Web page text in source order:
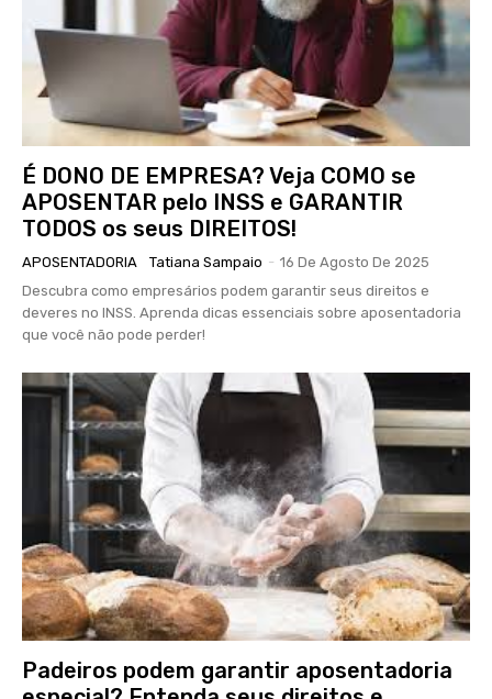
É DONO DE EMPRESA? Veja COMO se
APOSENTAR pelo INSS e GARANTIR
TODOS os seus DIREITOS!
APOSENTADORIA Tatiana Sampaio - 16 De Agosto De 2025
Descubra como empresários podem garantir seus direitos e
deveres no INSS. Aprenda dicas essenciais sobre aposentadoria
que você não pode perder!
Padeiros podem garantir aposentadoria